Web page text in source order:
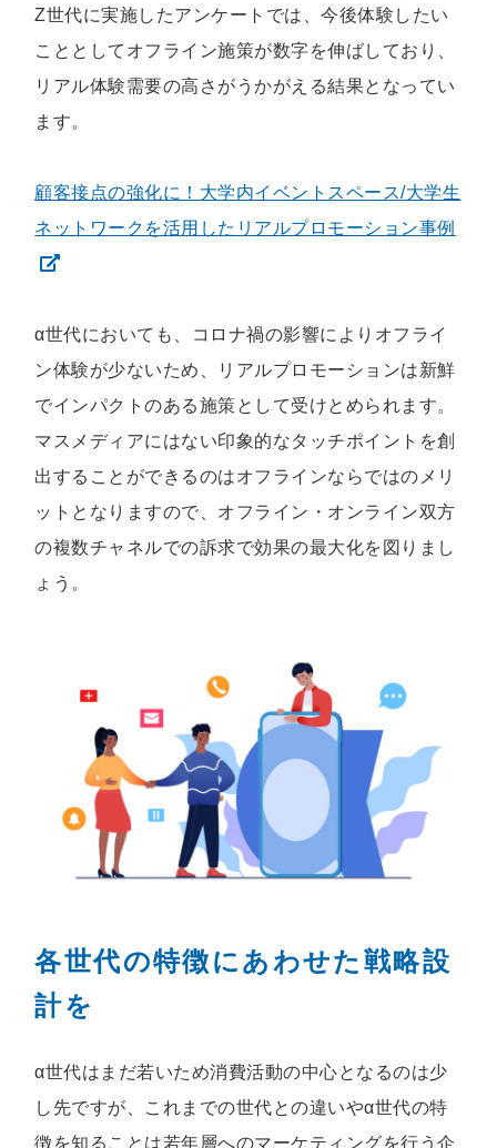
Z世代に実施したアンケートでは、今後体験したい
こととしてオフライン施策が数字を伸ばしており、
リアル体験需要の高さがうかがえる結果となってい
ます。
顧客接点の強化に！大学内イベントスペース/大学生
ネットワークを活用したリアルプロモーション事例
α世代においても、コロナ禍の影響によりオフライ
ン体験が少ないため、リアルプロモーションは新鮮
でインパクトのある施策として受けとめられます。
マスメディアにはない印象的なタッチポイントを創
出することができるのはオフラインならではのメリ
ットとなりますので、オフライン・オンライン双方
の複数チャネルでの訴求で効果の最大化を図りまし
ょう。
各世代の特徴にあわせた戦略設
計を
α世代はまだ若いため消費活動の中心となるのは少
し先ですが、これまでの世代との違いやα世代の特
徴を知ることは若年層へのマーケティングを行う企